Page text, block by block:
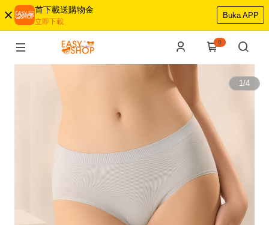
首下載送購物金
立即下載
Buka APP
0
1/4